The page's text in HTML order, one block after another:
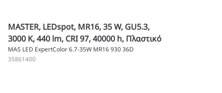
MASTER, LEDspot, MR16, 35 W, GU5.3,
3000 K, 440 lm, CRI 97, 40000 h, Πλαστικό
MAS LED ExpertColor 6.7-35W MR16 930 36D
35861400